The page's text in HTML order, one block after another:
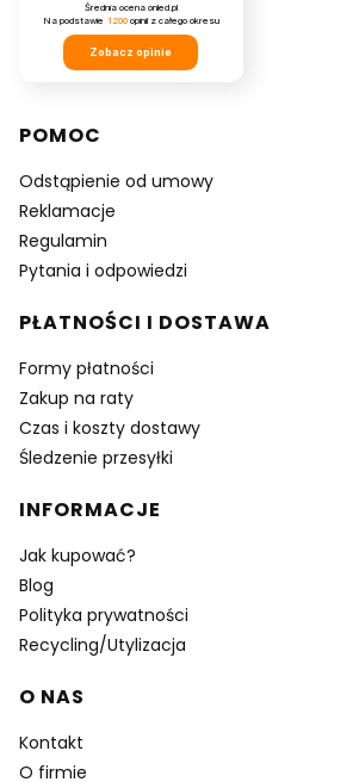
Średnia ocena onled.pl
Na podstawie 1200opinii z całego okresu
Zobacz opinie
Linki w stopce
POMOC
Odstąpienie od umowy
Reklamacje
Regulamin
Pytania i odpowiedzi
PŁATNOŚCI I DOSTAWA
Formy płatności
Zakup na raty
Czas i koszty dostawy
Śledzenie przesyłki
INFORMACJE
Jak kupować?
Blog
Polityka prywatności
Recycling/Utylizacja
O NAS
Kontakt
O firmie